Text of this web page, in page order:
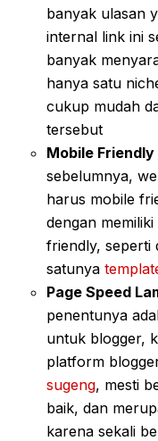
banyak ulasan
internal link ini
banyak
hanya satu
cukup mudah
tersebut
Mobile Friendly
sebelumnya,
harus mobile
dengan
friendly, seperti
satunya
Page Speed
penentunya
untuk blogger,
platform
sugeng, mesti
baik, dan
karena sekali